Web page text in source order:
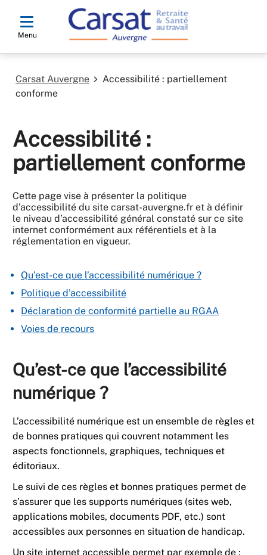
Menu
Carsat Auvergne
Accessibilité : partiellement
conforme
Accessibilité :
partiellement conforme
Cette page vise à présenter la politique
d’accessibilité du site carsat-auvergne.fr et à définir
le niveau d’accessibilité général constaté sur ce site
internet conformément aux référentiels et à la
réglementation en vigueur.
Qu’est-ce que l’accessibilité numérique ?
Politique d’accessibilité
Déclaration de conformité partielle au RGAA
Voies de recours
Qu’est-ce que l’accessibilité
numérique ?
L’accessibilité numérique est un ensemble de règles et
de bonnes pratiques qui couvrent notamment les
aspects fonctionnels, graphiques, techniques et
éditoriaux.
Le suivi de ces règles et bonnes pratiques permet de
s’assurer que les supports numériques (sites web,
applications mobiles, documents PDF, etc.) sont
accessibles aux personnes en situation de handicap.
Un site internet accessible permet par exemple de :